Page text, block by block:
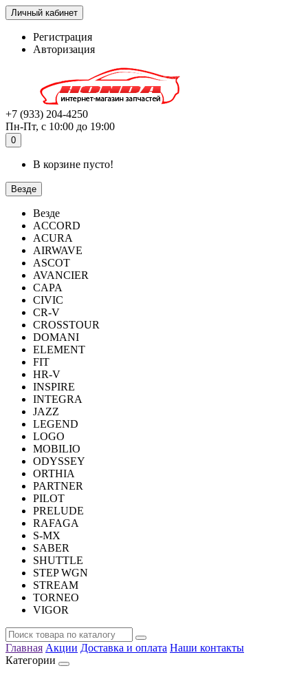
Личный кабинет
Регистрация
Авторизация
+7 (933) 204-4250
Пн-Пт, с 10:00 до 19:00
0
В корзине пусто!
Везде
Везде
ACCORD
ACURA
AIRWAVE
ASCOT
AVANCIER
CAPA
CIVIC
CR-V
CROSSTOUR
DOMANI
ELEMENT
FIT
HR-V
INSPIRE
INTEGRA
JAZZ
LEGEND
LOGO
MOBILIO
ODYSSEY
ORTHIA
PARTNER
PILOT
PRELUDE
RAFAGA
S-MX
SABER
SHUTTLE
STEP WGN
STREAM
TORNEO
VIGOR
Главная Акции Доставка и оплата Наши контакты
Категории